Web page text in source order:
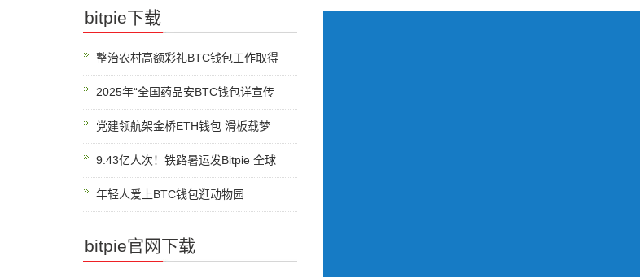
bitpie下载
整治农村高额彩礼BTC钱包工作取得
2025年“全国药品安BTC钱包详宣传
党建领航架金桥ETH钱包 滑板载梦
9.43亿人次！铁路暑运发Bitpie 全球
年轻人爱上BTC钱包逛动物园
bitpie官网下载